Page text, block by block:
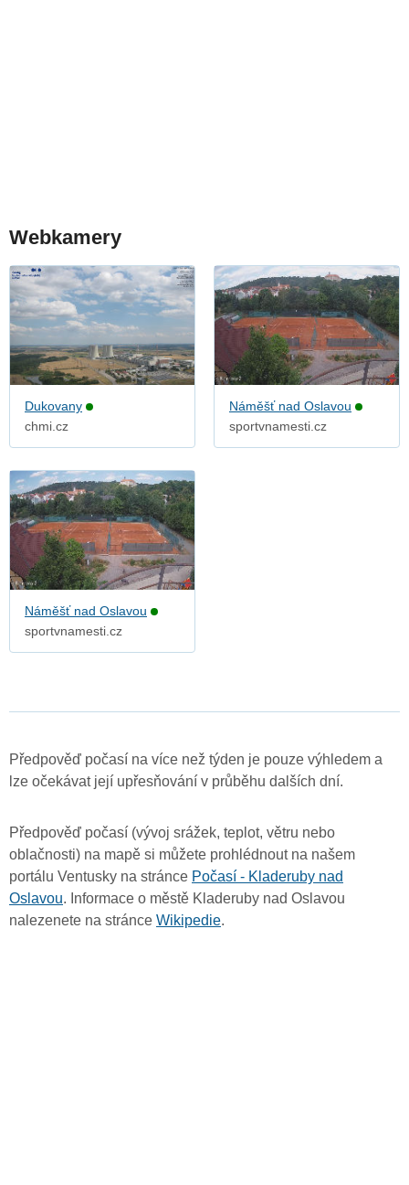
Webkamery
Dukovany
chmi.cz
Náměšť nad Oslavou
sportvnamesti.cz
Náměšť nad Oslavou
sportvnamesti.cz
Předpověď počasí na více než týden je pouze výhledem a
lze očekávat její upřesňování v průběhu dalších dní.
Předpověď počasí (vývoj srážek, teplot, větru nebo
oblačnosti) na mapě si můžete prohlédnout na našem
portálu Ventusky na stránce Počasí - Kladeruby nad
Oslavou. Informace o městě Kladeruby nad Oslavou
nalezenete na stránce Wikipedie.